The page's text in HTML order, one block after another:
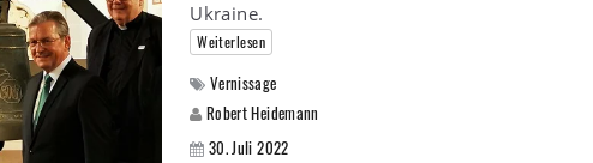
Ukraine.
Weiterlesen
Vernissage
Robert Heidemann
30. Juli 2022